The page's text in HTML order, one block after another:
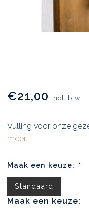
€21,00 Incl. btw
Vulling voor onze
meer..
Maak een keuze: *
Standaard
Maak een keuze: